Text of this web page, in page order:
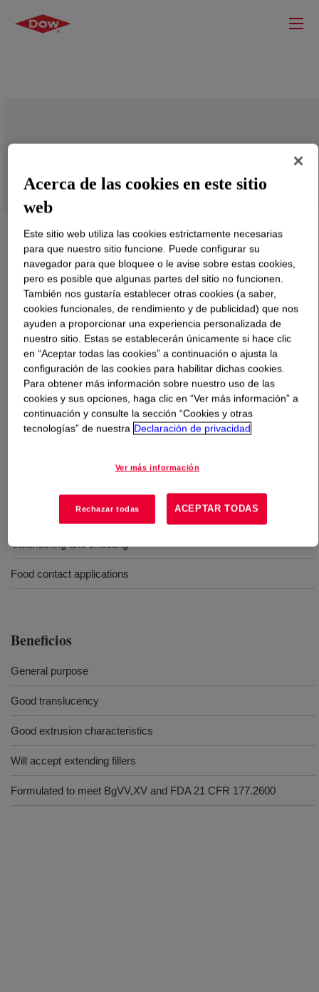
XIAMETER™ RBB-2100-70 Base
Qué esXIAMETER™ RBB-2100-70 Base?
A 70 Durometer, translucent, general purpose,
uncatalysed, Silicone Rubber Base.
Calandering and sheeting
Food contact applications
Beneficios
General purpose
Good translucency
Good extrusion characteristics
Will accept extending fillers
Formulated to meet BgVV,XV and FDA 21 CFR 177.2600
Acerca de las cookies en este sitio
web
Este sitio web utiliza las cookies estrictamente necesarias
para que nuestro sitio funcione. Puede configurar su
navegador para que bloquee o le avise sobre estas cookies,
pero es posible que algunas partes del sitio no funcionen.
También nos gustaría establecer otras cookies (a saber,
cookies funcionales, de rendimiento y de publicidad) que nos
ayuden a proporcionar una experiencia personalizada de
nuestro sitio. Estas se establecerán únicamente si hace clic
en “Aceptar todas las cookies” a continuación o ajusta la
configuración de las cookies para habilitar dichas cookies.
Para obtener más información sobre nuestro uso de las
cookies y sus opciones, haga clic en “Ver más información” a
continuación y consulte la sección “Cookies y otras
tecnologías” de nuestra Declaración de privacidad
Ver más información
Rechazar todas ACEPTAR TODAS